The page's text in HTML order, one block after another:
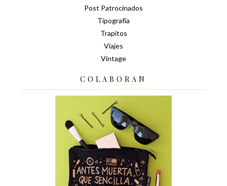
Post Patrocinados
Tipografía
Trapitos
Viajes
Vintage
COLABORAN